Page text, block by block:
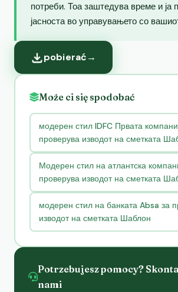
потреби. Тоа заштедува време и ја
јасноста во управувањето со
pobierać→
Może ci się spodobać
модерен стил IDFC Првата
проверува изводот на сметката
Модерен стил на атлантска
проверува изводот на сметката
модерен стил на банката Absa за
изводот на сметката Шаблон
Potrzebujesz pomocy?
nami